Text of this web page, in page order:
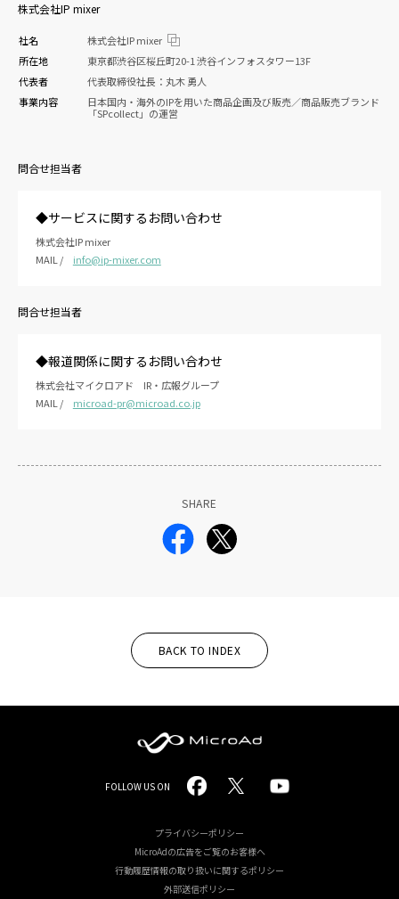
株式会社IP mixer
社名
株式会社IP mixer
所在地
東京都渋谷区桜丘町20-1 渋谷インフォスタワー13F
代表者
代表取締役社長：丸木 勇人
事業内容
日本国内・海外のIPを用いた商品企画及び販売／商品販売ブランド
「SPcollect」の運営
問合せ担当者
◆サービスに関するお問い合わせ
株式会社IP mixer
MAIL /
info@ip-mixer.com
問合せ担当者
◆報道関係に関するお問い合わせ
株式会社マイクロアド IR・広報グループ
MAIL /
microad-pr@microad.co.jp
SHARE
BACK TO INDEX
MicroAd
-
Redesigning
the
FOLLOW US ON
プライバシーポリシー
MicroAdの広告をご覧のお客様へ
行動履歴情報の取り扱いに関するポリシー
外部送信ポリシー